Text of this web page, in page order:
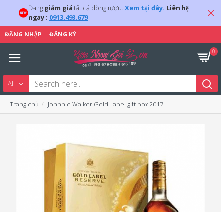
Đang giảm giá tất cả dòng rượu. Xem tại đây. Liên hệ
ngay : 0913.493.679
ĐĂNG NHẬP ĐĂNG KÝ
0
All
Trang chủ Johnnie Walker Gold Label gift box 2017